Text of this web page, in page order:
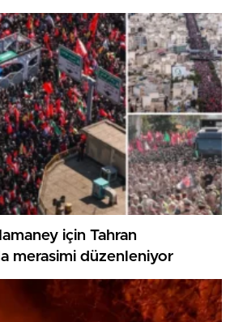
için Tahran
merasimi düzenleniyor